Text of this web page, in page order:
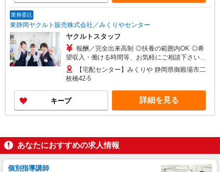
業務委託
東静岡ヤクルト販売株式会社／みくりやセンター
ヤクルトスタッフ
報酬／完全出来高制 ◎扶養の範囲内OK ◎希
望収入・働ける時間等、お気軽にご相談下さい。
（環境に合わせて短時間から始めることも可能で
す。） ※収入例［1］・・・9：00〜12：00
30,000円〜 ※収入例［2］・・・9：00〜15：00
80,000円以上も可
【宅配センター】みくりや 静岡県御殿場市二
枚橋42-5
キープ 詳細を見る
あなたにおすすめの求人情報
個別指導講師